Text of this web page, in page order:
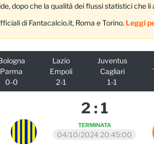
dopo che la qualità dei flussi statistici che
di Fantacalcio.it, Roma e Torino. Leggi
Parma
0-0
Lazio
Empoli
2-1
Juventus
Cagliari
1-1
2 : 1
TERMINATA
04/10/2024 20:45:00